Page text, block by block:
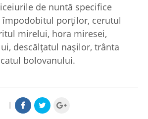
de nuntă specifice
împodobitul porţilor, cerutul
mirelui, hora miresei,
descălţatul naşilor, trânta
bolovanului.
|